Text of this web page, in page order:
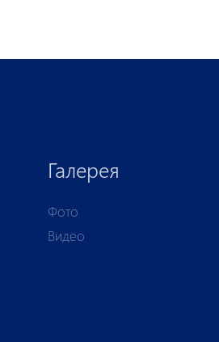
Галерея
Фото
Видео